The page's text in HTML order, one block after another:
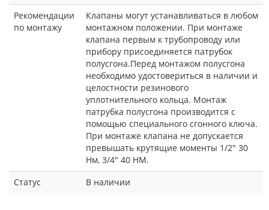
Рекомендации
по монтажу
Клапаны могут устанавливаться в любом
монтажном положении. При монтаже
клапана первым к трубопроводу или
прибору присоединяется патрубок
полусгона.Перед монтажом полусгона
необходимо удостовериться в наличии и
целостности резинового
уплотнительного кольца. Монтаж
патрубка полусгона производится с
помощью специального сгонного ключа.
При монтаже клапана не допускается
превышать крутящие моменты 1/2" 30
Нм, 3/4" 40 НМ.
Статус
В наличии